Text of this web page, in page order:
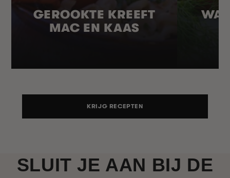
GEROOKTE KREEFT
MAC EN KAAS
KRIJG RECEPTEN
SLUIT JE AAN BIJ DE